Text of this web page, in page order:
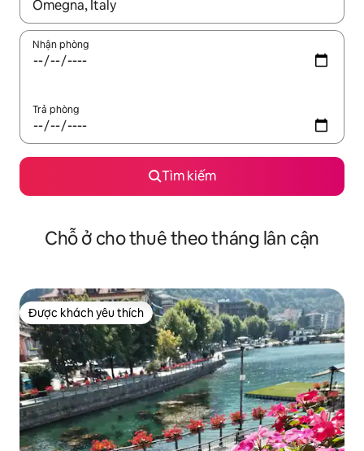
Khi có kết quả, hãy điều hướng bằng phím mũi tên lên và
Nhận phòng
Trả phòng
Tìm kiếm
Chỗ ở cho thuê theo tháng lân cận
Được khách yêu thích
Được khách yêu thích